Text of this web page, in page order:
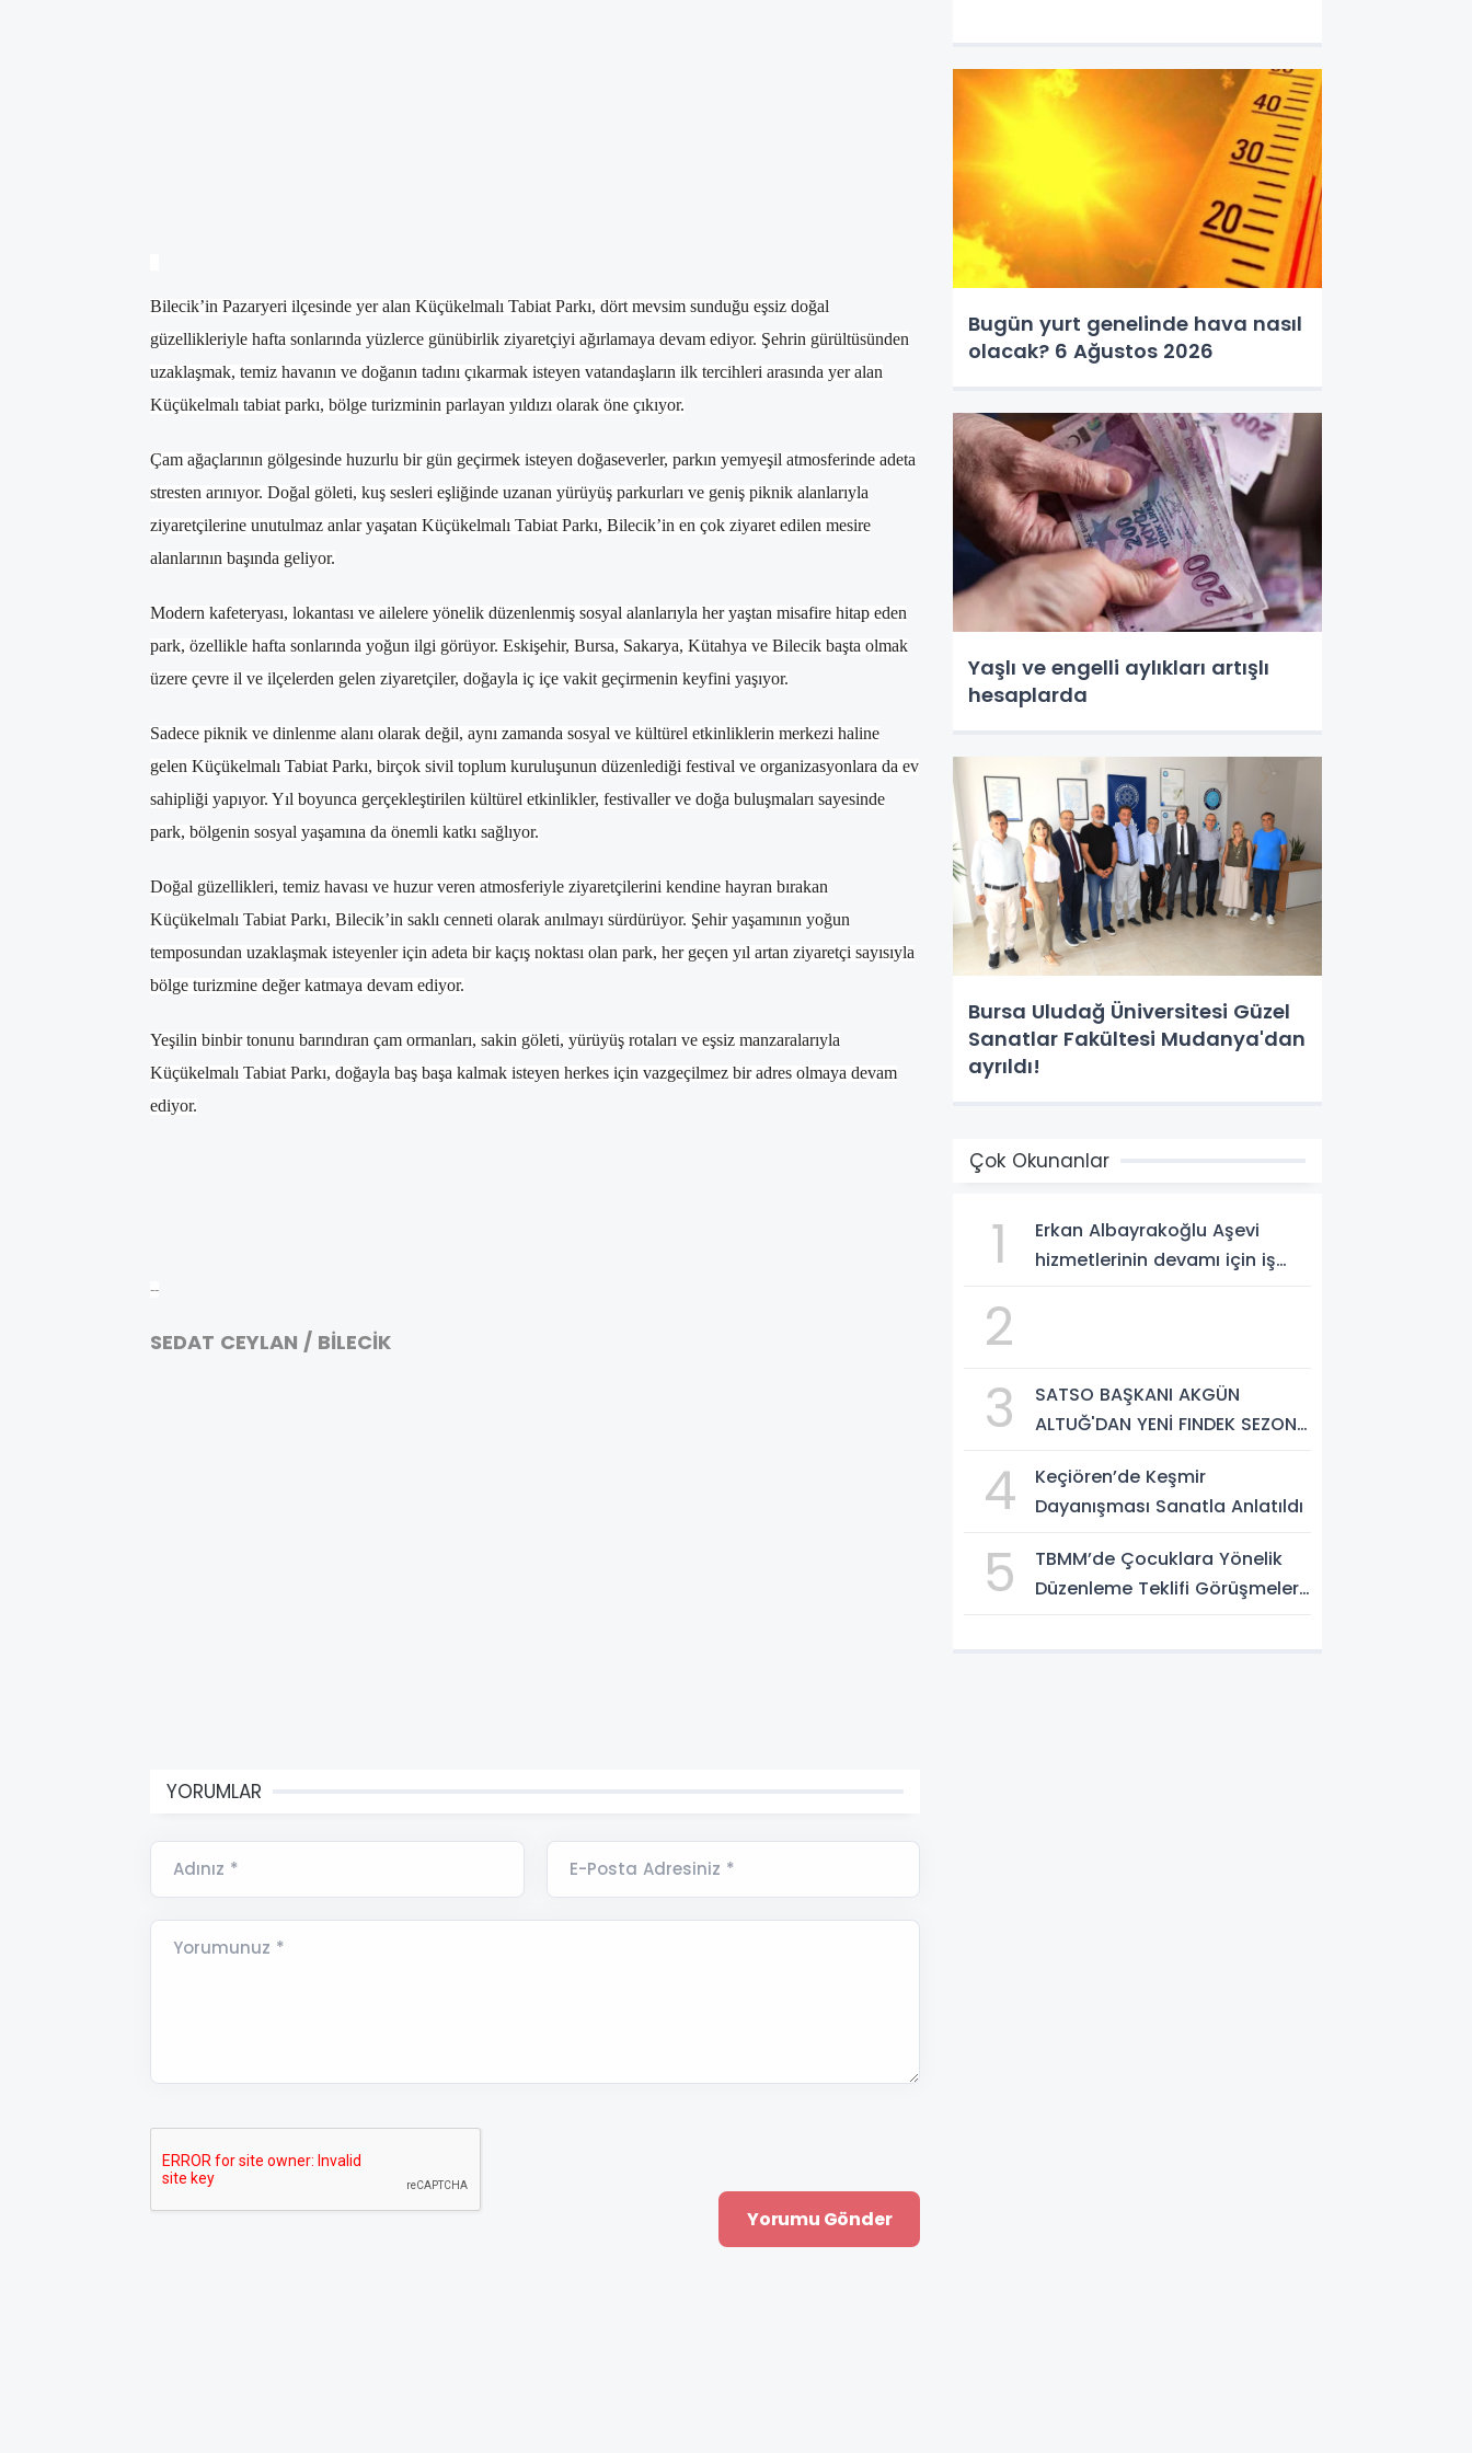
Bilecik’in Pazaryeri ilçesinde yer alan Küçükelmalı Tabiat Parkı, dört mevsim sunduğu eşsiz doğal
güzellikleriyle hafta sonlarında yüzlerce günübirlik ziyaretçiyi ağırlamaya devam ediyor. Şehrin gürültüsünden
uzaklaşmak, temiz havanın ve doğanın tadını çıkarmak isteyen vatandaşların ilk tercihleri arasında yer alan
Küçükelmalı tabiat parkı, bölge turizminin parlayan yıldızı olarak öne çıkıyor.
Çam ağaçlarının gölgesinde huzurlu bir gün geçirmek isteyen doğaseverler, parkın yemyeşil atmosferinde adeta
stresten arınıyor. Doğal göleti, kuş sesleri eşliğinde uzanan yürüyüş parkurları ve geniş piknik alanlarıyla
ziyaretçilerine unutulmaz anlar yaşatan Küçükelmalı Tabiat Parkı, Bilecik’in en çok ziyaret edilen mesire
alanlarının başında geliyor.
Modern kafeteryası, lokantası ve ailelere yönelik düzenlenmiş sosyal alanlarıyla her yaştan misafire hitap eden
park, özellikle hafta sonlarında yoğun ilgi görüyor. Eskişehir, Bursa, Sakarya, Kütahya ve Bilecik başta olmak
üzere çevre il ve ilçelerden gelen ziyaretçiler, doğayla iç içe vakit geçirmenin keyfini yaşıyor.
Sadece piknik ve dinlenme alanı olarak değil, aynı zamanda sosyal ve kültürel etkinliklerin merkezi haline
gelen Küçükelmalı Tabiat Parkı, birçok sivil toplum kuruluşunun düzenlediği festival ve organizasyonlara da ev
sahipliği yapıyor. Yıl boyunca gerçekleştirilen kültürel etkinlikler, festivaller ve doğa buluşmaları sayesinde
park, bölgenin sosyal yaşamına da önemli katkı sağlıyor.
Doğal güzellikleri, temiz havası ve huzur veren atmosferiyle ziyaretçilerini kendine hayran bırakan
Küçükelmalı Tabiat Parkı, Bilecik’in saklı cenneti olarak anılmayı sürdürüyor. Şehir yaşamının yoğun
temposundan uzaklaşmak isteyenler için adeta bir kaçış noktası olan park, her geçen yıl artan ziyaretçi sayısıyla
bölge turizmine değer katmaya devam ediyor.
Yeşilin binbir tonunu barındıran çam ormanları, sakin göleti, yürüyüş rotaları ve eşsiz manzaralarıyla
Küçükelmalı Tabiat Parkı, doğayla baş başa kalmak isteyen herkes için vazgeçilmez bir adres olmaya devam
ediyor.
--
SEDAT CEYLAN / BİLECİK
YORUMLAR
Adınız * E-Posta Adresiniz *
Yorumunuz *
Bugün yurt genelinde hava nasıl
olacak? 6 Ağustos 2026
Yaşlı ve engelli aylıkları artışlı
hesaplarda
Bursa Uludağ Üniversitesi Güzel
Sanatlar Fakültesi Mudanya'dan
ayrıldı!
Çok Okunanlar
1
Erkan Albayrakoğlu Aşevi
hizmetlerinin devamı için iş
2
3
SATSO BAŞKANI AKGÜN
ALTUĞ'DAN YENİ FINDEK SEZONU
4
Keçiören’de Keşmir
Dayanışması Sanatla Anlatıldı
5
TBMM’de Çocuklara Yönelik
Düzenleme Teklifi Görüşmeleri